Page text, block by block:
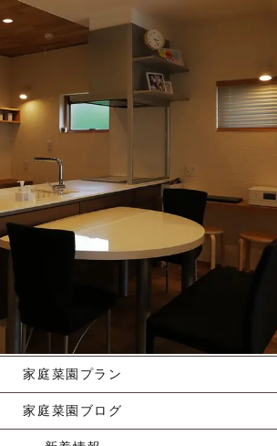
資料請求する
くりやま建築のこだわり
家庭菜園プラン
家庭菜園ブログ